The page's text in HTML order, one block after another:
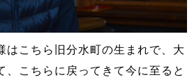
はこちら旧分水町の生まれで、大
、こちらに戻ってきて今に至ると